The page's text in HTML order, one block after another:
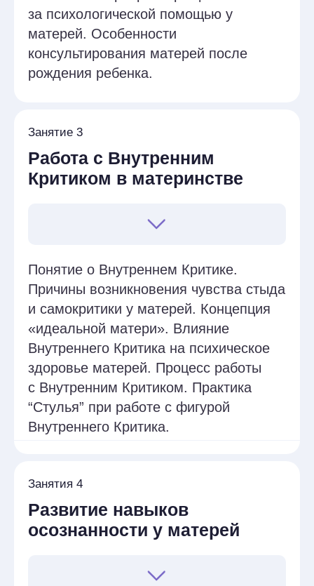
Основные концепции и
теории материнства
материнство. Концепция «материнской
функции» Дональда Винникотта: роль
материнской заботы в развитии
ребёнка. Теория «материнского
матерей. Модель «перехода в
рождения ребёнка.
Занятия 2
Психологические аспекты
материнства. Философские
основы ACT
Эмоциональные и когнитивные
изменения в период беременности и
факторов в формировании
с которыми сталкиваются матери:
послеродовая депрессия, чувство